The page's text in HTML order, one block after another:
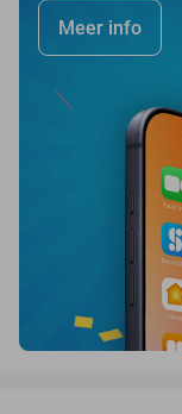
Meer info